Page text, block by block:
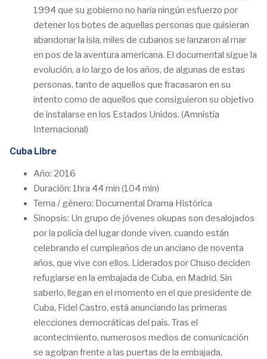
1994 que su gobierno no haría ningún esfuerzo por
detener los botes de aquellas personas que quisieran
abandonar la isla, miles de cubanos se lanzaron al mar
en pos de la aventura americana. El documental sigue la
evolución, a lo largo de los años, de algunas de estas
personas, tanto de aquellos que fracasaron en su
intento como de aquellos que consiguieron su objetivo
de instalarse en los Estados Unidos. (Amnistía
Internacional)
Cuba Libre
Año: 2016
Duración: 1hra 44 min (104 min)
Tema / género: Documental Drama Histórica
Sinopsis: Un grupo de jóvenes okupas son desalojados
por la policía del lugar donde viven, cuando están
celebrando el cumpleaños de un anciano de noventa
años, que vive con ellos. Liderados por Chuso deciden
refugiarse en la embajada de Cuba, en Madrid. Sin
saberlo, llegan en el momento en el que presidente de
Cuba, Fidel Castro, está anunciando las primeras
elecciones democráticas del país. Tras el
acontecimiento, numerosos medios de comunicación
se agolpan frente a las puertas de la embajada,